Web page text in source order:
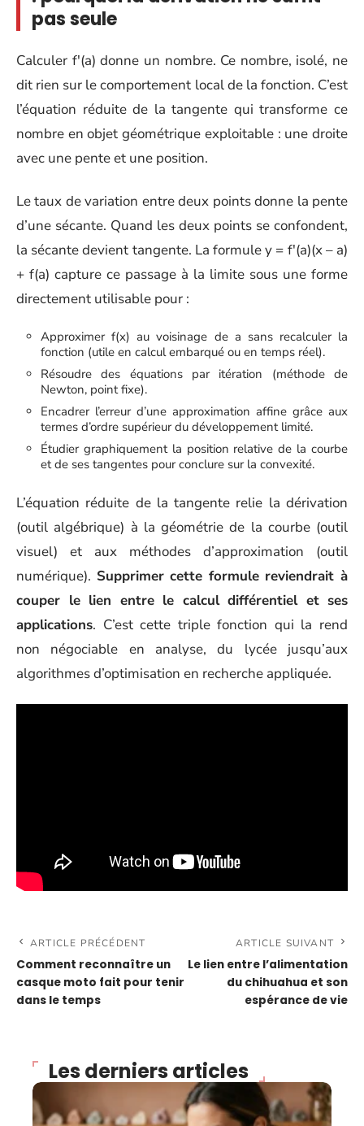
pas seule
Calculer f'(a) donne un nombre. Ce nombre, isolé, ne
dit rien sur le comportement local de la fonction. C’est
l’équation réduite de la tangente qui transforme ce
nombre en objet géométrique exploitable : une droite
avec une pente et une position.
Le taux de variation entre deux points donne la pente
d’une sécante. Quand les deux points se confondent,
la sécante devient tangente. La formule y = f'(a)(x – a)
+ f(a) capture ce passage à la limite sous une forme
directement utilisable pour :
Approximer f(x) au voisinage de a sans recalculer la
fonction (utile en calcul embarqué ou en temps réel).
Résoudre des équations par itération (méthode de
Newton, point fixe).
Encadrer l’erreur d’une approximation affine grâce aux
termes d’ordre supérieur du développement limité.
Étudier graphiquement la position relative de la courbe
et de ses tangentes pour conclure sur la convexité.
L’équation réduite de la tangente relie la dérivation
(outil algébrique) à la géométrie de la courbe (outil
visuel) et aux méthodes d’approximation (outil
numérique). Supprimer cette formule reviendrait à
couper le lien entre le calcul différentiel et ses
applications. C’est cette triple fonction qui la rend
non négociable en analyse, du lycée jusqu’aux
algorithmes d’optimisation en recherche appliquée.
ARTICLE PRÉCÉDENT
Comment reconnaître un
casque moto fait pour tenir
dans le temps
ARTICLE SUIVANT
Le lien entre l’alimentation
du chihuahua et son
espérance de vie
Les derniers articles